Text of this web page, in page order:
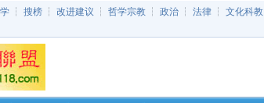
┆ 搜榜 ┆ 改进建议 ┆ 哲学宗教 ┆ 政治 ┆ 法律 ┆ 文化科教